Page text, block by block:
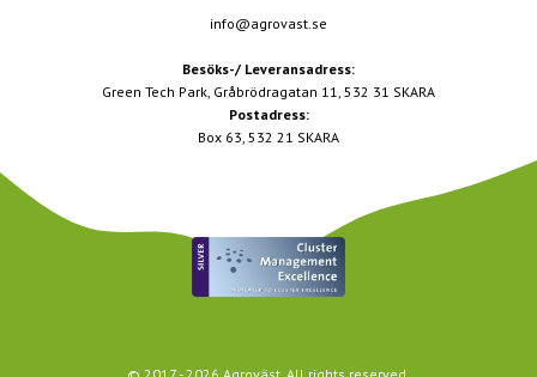
info@agrovast.se
Besöks-/ Leveransadress:
Green Tech Park, Gråbrödragatan 11, 532 31 SKARA
Postadress:
Box 63, 532 21 SKARA